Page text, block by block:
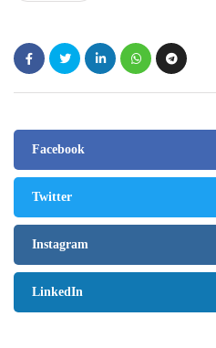
Facebook
Twitter
Instagram
LinkedIn